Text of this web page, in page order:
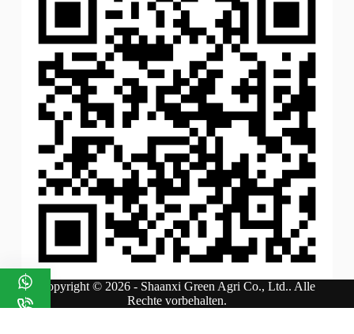
Copyright © 2026 - Shaanxi Green Agri Co., Ltd.. Alle
Rechte vorbehalten.